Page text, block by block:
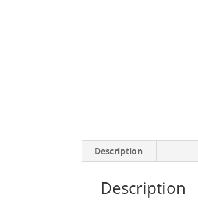
Description
Description